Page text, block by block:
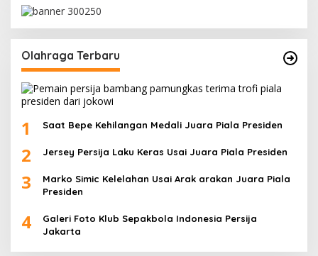
Olahraga Terbaru
1 Saat Bepe Kehilangan Medali Juara Piala Presiden
2 Jersey Persija Laku Keras Usai Juara Piala Presiden
3
Marko Simic Kelelahan Usai Arak arakan Juara Piala
Presiden
4
Galeri Foto Klub Sepakbola Indonesia Persija
Jakarta